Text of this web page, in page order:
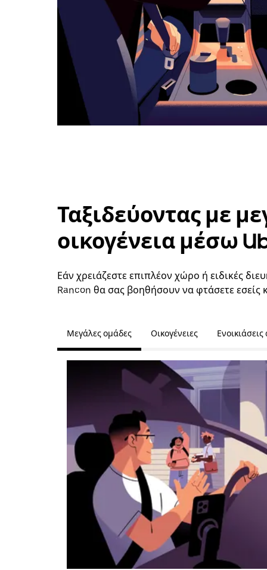
Ταξιδεύοντας με
οικογένεια μέσω
Εάν χρειάζεστε επιπλέον χώρο ή ειδικές
Rancon θα σας βοηθήσουν να φτάσετε
Μεγάλες ομάδες Οικογένειες